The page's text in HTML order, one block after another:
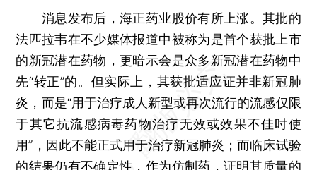
消息发布后，海正药业股价有所上涨。其批的
法匹拉韦在不少媒体报道中被称为是首个获批上市
的新冠潜在药物，更暗示会是众多新冠潜在药物中
先“转正”的。但实际上，其获批适应证并非新冠肺
炎，而是“用于治疗成人新型或再次流行的流感仅限
于其它抗流感病毒药物治疗无效或效果不佳时使
用”，因此不能正式用于治疗新冠肺炎；而临床试验
的结果仍有不确定性，作为仿制药，证明其质量的